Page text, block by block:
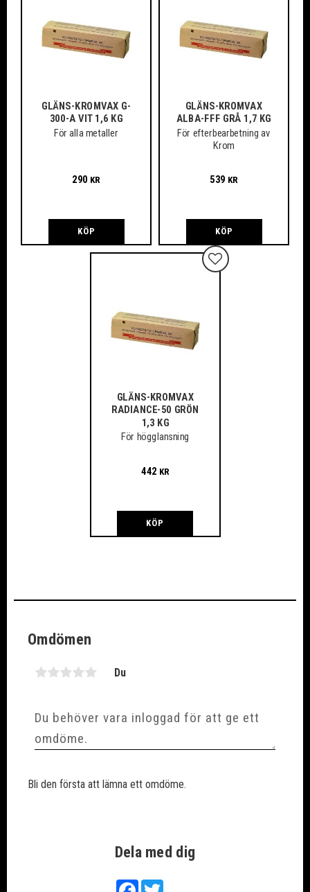
GLÄNS-KROMVAX G-
300-A VIT 1,6 KG
För alla metaller
290 KR
KÖP
GLÄNS-KROMVAX
ALBA-FFF GRÅ 1,7 KG
För efterbearbetning av
Krom
539 KR
KÖP
GLÄNS-KROMVAX
RADIANCE-50 GRÖN
1,3 KG
För högglansning
442 KR
Lägg till i favoriter
KÖP
Dela med dig
FacebookTwitter
Omdömen
Du
Bli den första att lämna ett omdöme.